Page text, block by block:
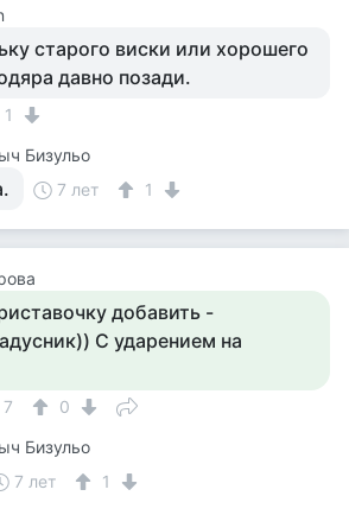
старого виски или хорошего
давно позади.
1
Бизульо
7 лет 1
добавить -
С ударением на
7 0
Бизульо
7 лет 1